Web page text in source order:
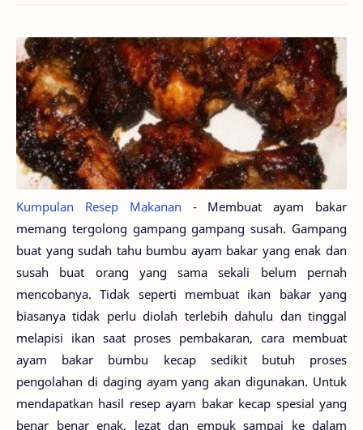
Kumpulan Resep Makanan - Membuat ayam bakar
memang tergolong gampang gampang susah. Gampang
buat yang sudah tahu bumbu ayam bakar yang enak dan
susah buat orang yang sama sekali belum pernah
mencobanya. Tidak seperti membuat ikan bakar yang
biasanya tidak perlu diolah terlebih dahulu dan tinggal
melapisi ikan saat proses pembakaran, cara membuat
ayam bakar bumbu kecap sedikit butuh proses
pengolahan di daging ayam yang akan digunakan. Untuk
mendapatkan hasil resep ayam bakar kecap spesial yang
benar benar enak, lezat dan empuk sampai ke dalam